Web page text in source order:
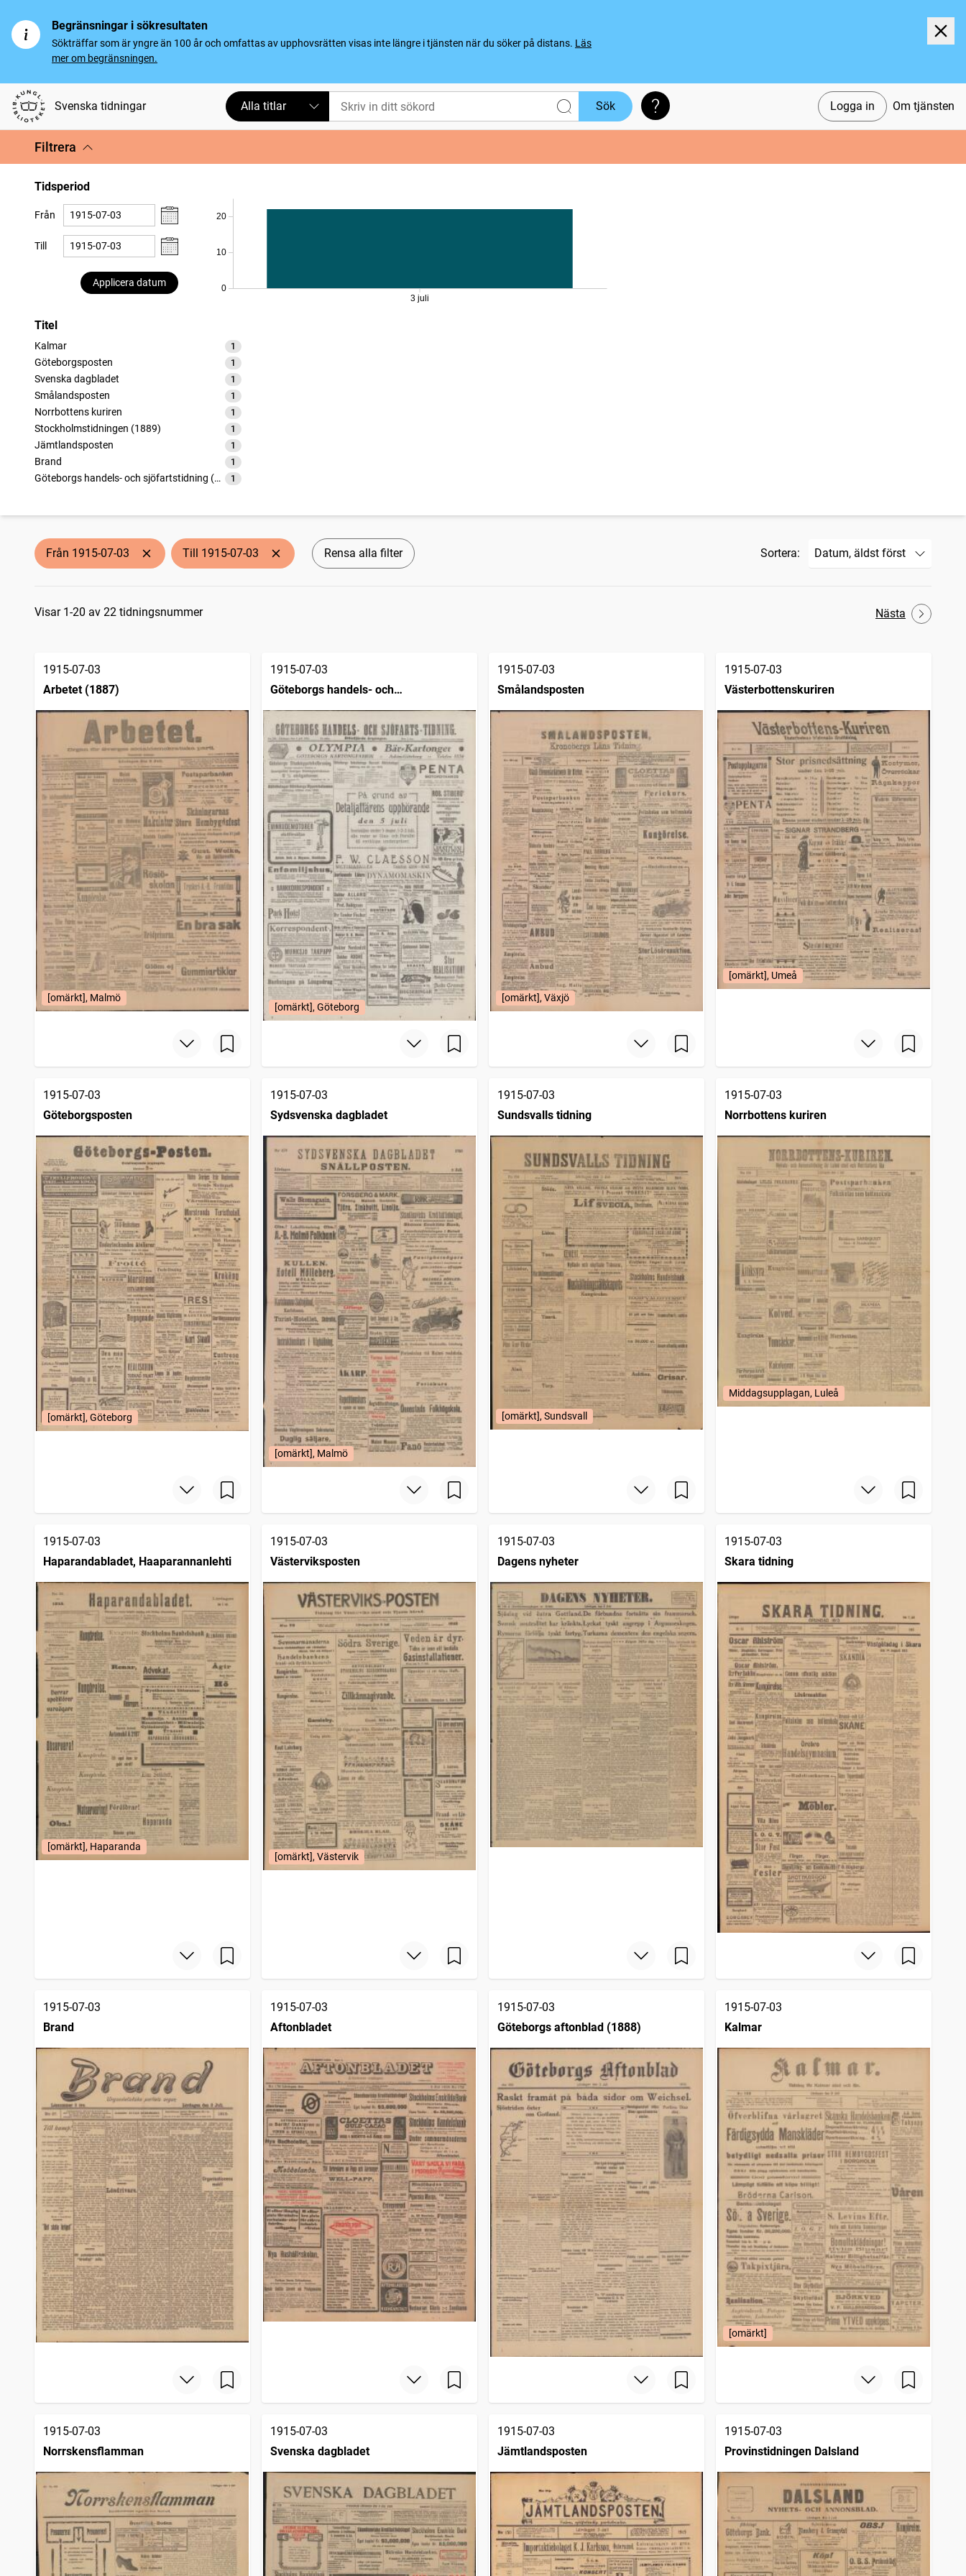
Begränsningar i sökresultaten
Sökträffar som är yngre än 100 år och omfattas av upphovsrätten visas inte längre i tjänsten när du söker på distans. Läs
mer om begränsningen.
Svenska tidningar Logga in Om tjänsten
Alla titlar Sök Söktips
Filtrera
Tidsperiod
Från
Till
Applicera datum
0
10
20
3 juli
Titel
Kalmar 1
träffar
Göteborgsposten
1
träffar
Svenska dagbladet
1
träffar
Smålandsposten
1
träffar
Norrbottens kuriren
1
träffar
Stockholmstidningen (1889)
1
träffar
Jämtlandsposten
1
träffar
Brand
1
träffar
Göteborgs handels- och sjöfartstidning (1832)
1
träffar
träffar
Norrskensflamman
träffar
Västerviksposten
träffar
Arbetet (1887)
träffar
träffar
Sölvesborgstidningen
träffar
Haparandabladet, Haaparannanlehti
Från 1915-07-03 Till 1915-07-03 Rensa alla filter Sortera:
Sökresultat
Visar 1-20 av 22 tidningsnummer Nästa
1915-07-03
Arbetet (1887)
[omärkt], Malmö
1915-07-03
Göteborgs handels- och
sjöfartstidning (1832)
[omärkt], Göteborg
1915-07-03
Smålandsposten
[omärkt], Växjö
1915-07-03
Västerbottenskuriren
[omärkt], Umeå
1915-07-03
Göteborgsposten
[omärkt], Göteborg
1915-07-03
Sydsvenska dagbladet
[omärkt], Malmö
1915-07-03
Sundsvalls tidning
[omärkt], Sundsvall
1915-07-03
Norrbottens kuriren
Middagsupplagan, Luleå
1915-07-03
Haparandabladet, Haaparannanlehti
[omärkt], Haparanda
1915-07-03
Västerviksposten
[omärkt], Västervik
1915-07-03
Dagens nyheter
1915-07-03
Skara tidning
1915-07-03
Brand
1915-07-03
Aftonbladet
1915-07-03
Göteborgs aftonblad (1888)
1915-07-03
Kalmar
[omärkt]
1915-07-03
Norrskensflamman
1915-07-03
Svenska dagbladet
1915-07-03
Jämtlandsposten
1915-07-03
Provinstidningen Dalsland